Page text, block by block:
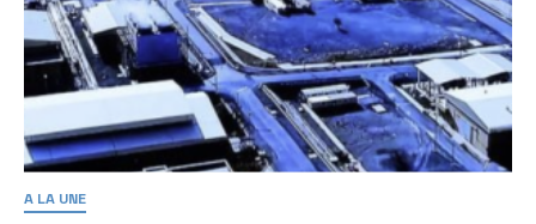
A LA UNE